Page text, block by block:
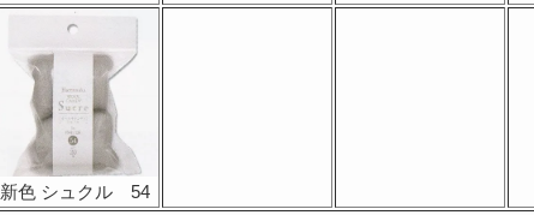
新色 シュクル 54